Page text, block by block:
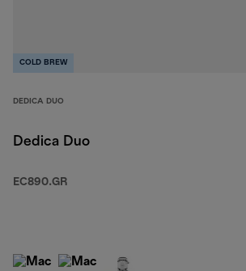
COLD BREW
DEDICA DUO
Dedica Duo
EC890.GR